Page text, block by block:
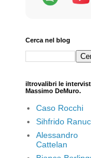
Cerca nel blog
iltrovalibri le
Massimo DeMuro.
Caso Rocchi
Sihfrido
Alessandro
Cattelan